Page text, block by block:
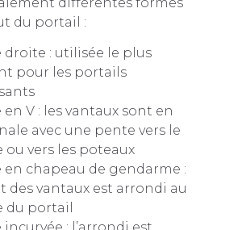
du portail :
droite : utilisée le plus
pour les portails
en V : les vantaux sont en
avec une pente vers le
ou vers les poteaux
en chapeau de gendarme :
des vantaux est arrondi au
du portail